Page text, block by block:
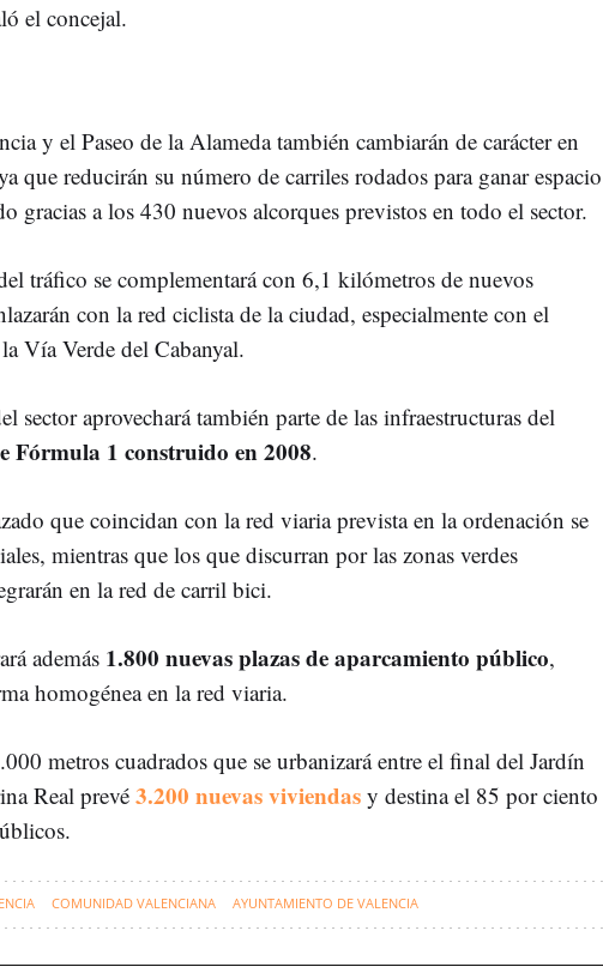
el concejal.
y el Paseo de la Alameda también cambiarán de carácter en
que reducirán su número de carriles rodados para ganar espacio
gracias a los 430 nuevos alcorques previstos en todo el sector.
tráfico se complementará con 6,1 kilómetros de nuevos
con la red ciclista de la ciudad, especialmente con el
Vía Verde del Cabanyal.
sector aprovechará también parte de las infraestructuras del
Fórmula 1 construido en 2008.
que coincidan con la red viaria prevista en la ordenación se
mientras que los que discurran por las zonas verdes
en la red de carril bici.
además 1.800 nuevas plazas de aparcamiento público,
homogénea en la red viaria.
metros cuadrados que se urbanizará entre el final del Jardín
Real prevé 3.200 nuevas viviendas y destina el 85 por ciento
COMUNIDAD VALENCIANA AYUNTAMIENTO DE VALENCIA